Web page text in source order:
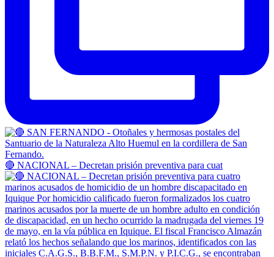
🔴 NACIONAL – Decretan prisión preventiva para cuat